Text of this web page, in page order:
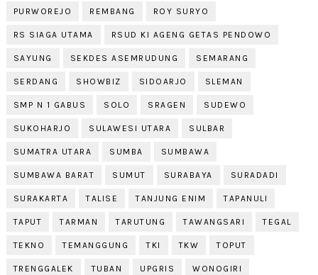
PURWOREJO REMBANG ROY SURYO
RS SIAGA UTAMA RSUD KI AGENG GETAS PENDOWO
SAYUNG SEKDES ASEMRUDUNG SEMARANG
SERDANG SHOWBIZ SIDOARJO SLEMAN
SMP N 1 GABUS SOLO SRAGEN SUDEWO
SUKOHARJO SULAWESI UTARA SULBAR
SUMATRA UTARA SUMBA SUMBAWA
SUMBAWA BARAT SUMUT SURABAYA SURADADI
SURAKARTA TALISE TANJUNG ENIM TAPANULI
TAPUT TARMAN TARUTUNG TAWANGSARI TEGAL
TEKNO TEMANGGUNG TKI TKW TOPUT
TRENGGALEK TUBAN UPGRIS WONOGIRI